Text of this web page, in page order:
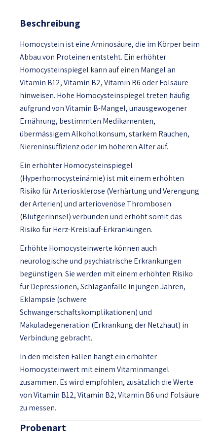
Beschreibung
Homocystein ist eine Aminosäure, die im Körper beim
Abbau von Proteinen entsteht. Ein erhöhter
Homocysteinspiegel kann auf einen Mangel an
Vitamin B12, Vitamin B2, Vitamin B6 oder Folsäure
hinweisen. Hohe Homocysteinspiegel treten häufig
aufgrund von Vitamin B-Mangel, unausgewogener
Ernährung, bestimmten Medikamenten,
übermässigem Alkoholkonsum, starkem Rauchen,
Niereninsuffizienz oder im höheren Alter auf.
Ein erhöhter Homocysteinspiegel
(Hyperhomocysteinämie) ist mit einem erhöhten
Risiko für Arteriosklerose (Verhärtung und Verengung
der Arterien) und arteriovenöse Thrombosen
(Blutgerinnsel) verbunden und erhöht somit das
Risiko für Herz-Kreislauf-Erkrankungen.
Erhöhte Homocysteinwerte können auch
neurologische und psychiatrische Erkrankungen
begünstigen. Sie werden mit einem erhöhten Risiko
für Depressionen, Schlaganfälle in jungen Jahren,
Eklampsie (schwere
Schwangerschaftskomplikationen) und
Makuladegeneration (Erkrankung der Netzhaut) in
Verbindung gebracht.
In den meisten Fällen hängt ein erhöhter
Homocysteinwert mit einem Vitaminmangel
zusammen. Es wird empfohlen, zusätzlich die Werte
von Vitamin B12, Vitamin B2, Vitamin B6 und Folsäure
zu messen.
Probenart